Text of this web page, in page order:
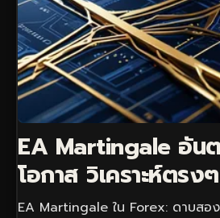
EA Martingale อัน
โอกาส วิเคราะห์ตร
EA Martingale ใน Forex: ดาบสอ